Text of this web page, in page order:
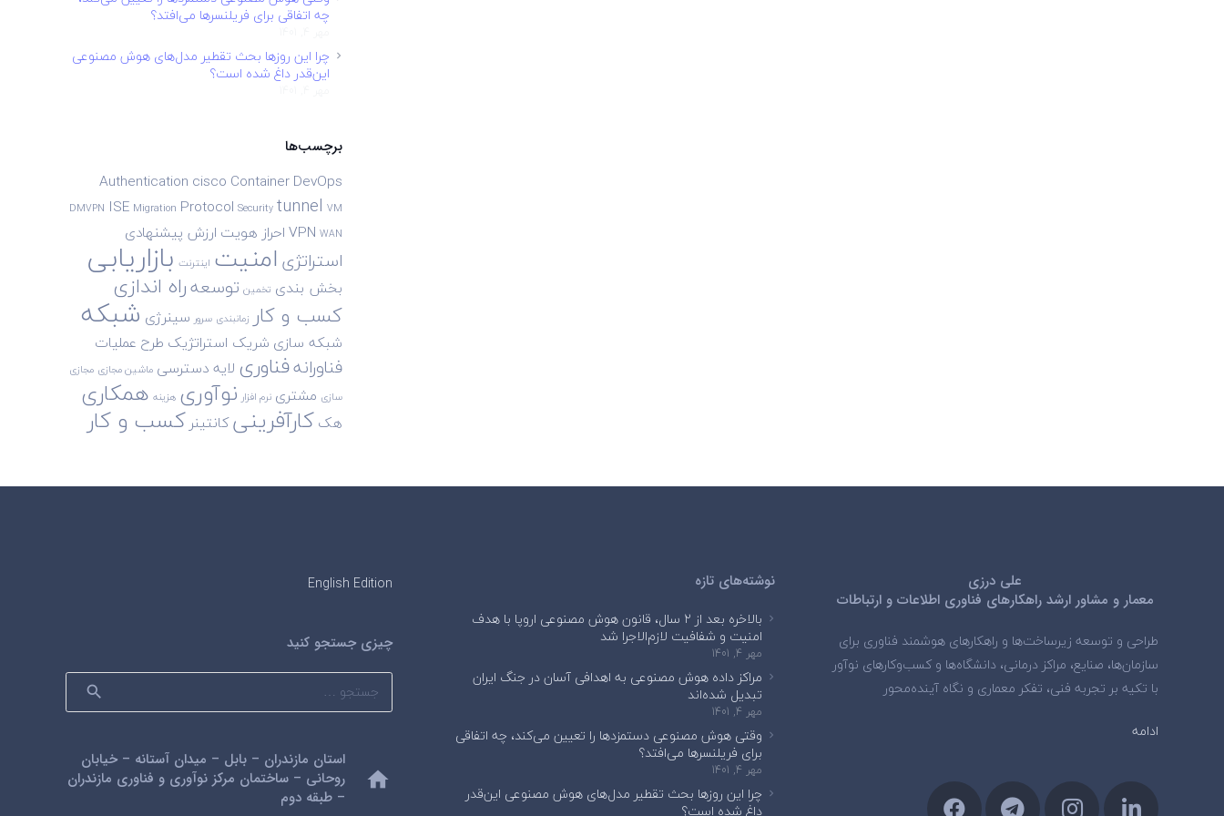
چه اتفاقی برای فریلنسرها می‌افتد؟
چرا این روزها بحث تقطیر مدل‌های هوش مصنوعی
این‌قدر داغ شده است؟
برچسب‌ها
Authentication cisco ContainerDevOps
DMVPN ISE Migration Protocol Security tunnel VM
VPN WAN احراز هویت ارزش پیشنهادی
استراتژی امنیت اینترنت بازاریابی
بخش بندی تخمین توسعهراه اندازی
کسب و کار زمانبندی سرور سینرژی شبکه
شبکه سازی شریک استراتژیک طرح عملیات
فناورانهفناوری لایه دسترسی ماشین مجازی مجازی
سازی مشتری نرم افزار نوآوری هزینه همکاری
هککارآفرینیکانتینر کسب و کار
علی درزی
معمار و مشاور ارشد راهکارهای فناوری اطلاعات و ارتباطات
طراحی و توسعه زیرساخت‌ها و راهکارهای هوشمند فناوری برای
سازمان‌ها، صنایع، مراکز درمانی، دانشگاه‌ها و کسب‌وکارهای نوآور
با تکیه بر تجربه فنی، تفکر معماری و نگاه آینده‌محور
ادامه
نوشته‌های تازه
بالاخره بعد از ۲ سال، قانون هوش مصنوعی اروپا با هدف
امنیت و شفافیت لازم‌الاجرا شد
مهر 4, 1401
مراکز داده هوش مصنوعی به اهدافی آسان در جنگ ایران
تبدیل شده‌اند
مهر 4, 1401
وقتی هوش مصنوعی دستمزدها را تعیین می‌کند، چه اتفاقی
برای فریلنسرها می‌افتد؟
مهر 4, 1401
چرا این روزها بحث تقطیر مدل‌های هوش مصنوعی این‌قدر
داغ شده است؟
English Edition
چیزی جستجو کنید
جستجو
برای:
home
استان مازندران – بابل – میدان آستانه – خیابان
روحانی – ساختمان مرکز نوآوری و فناوری مازندران
– طبقه دوم